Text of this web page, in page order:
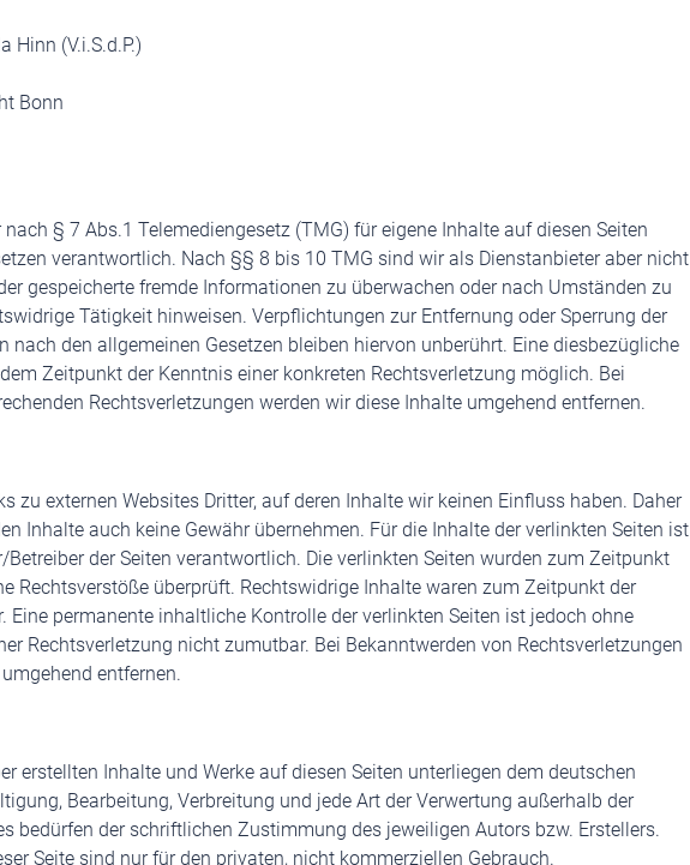
Hinn (V.i.S.d.P.)
Bonn
§ 7 Abs.1 Telemediengesetz (TMG) für eigene Inhalte auf diesen Seiten
verantwortlich. Nach §§ 8 bis 10 TMG sind wir als Dienstanbieter aber nicht
gespeicherte fremde Informationen zu überwachen oder nach Umständen zu
Tätigkeit hinweisen. Verpflichtungen zur Entfernung oder Sperrung der
nach den allgemeinen Gesetzen bleiben hiervon unberührt. Eine diesbezügliche
Zeitpunkt der Kenntnis einer konkreten Rechtsverletzung möglich. Bei
Rechtsverletzungen werden wir diese Inhalte umgehend entfernen.
zu externen Websites Dritter, auf deren Inhalte wir keinen Einfluss haben. Daher
Inhalte auch keine Gewähr übernehmen. Für die Inhalte der verlinkten Seiten ist
der Seiten verantwortlich. Die verlinkten Seiten wurden zum Zeitpunkt
Rechtsverstöße überprüft. Rechtswidrige Inhalte waren zum Zeitpunkt der
Eine permanente inhaltliche Kontrolle der verlinkten Seiten ist jedoch ohne
Rechtsverletzung nicht zumutbar. Bei Bekanntwerden von Rechtsverletzungen
entfernen.
erstellten Inhalte und Werke auf diesen Seiten unterliegen dem deutschen
Bearbeitung, Verbreitung und jede Art der Verwertung außerhalb der
bedürfen der schriftlichen Zustimmung des jeweiligen Autors bzw. Erstellers.
Seite sind nur für den privaten, nicht kommerziellen Gebrauch.